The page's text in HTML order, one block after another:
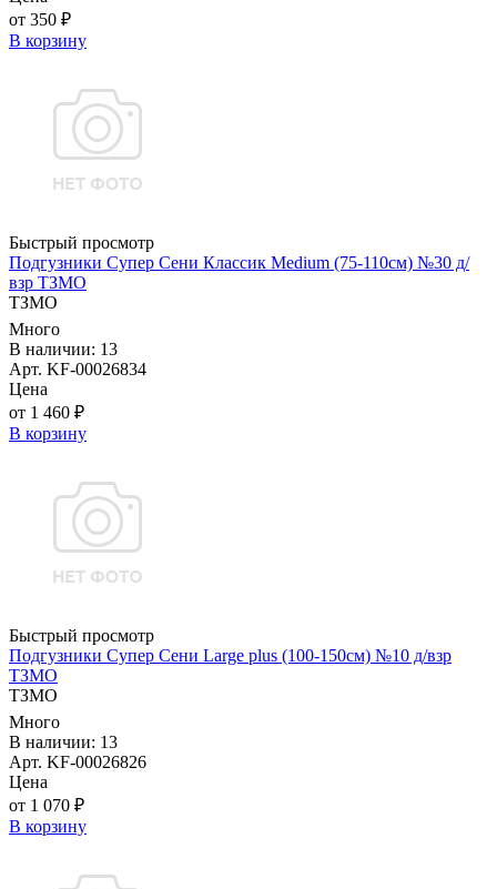
от 350 ₽
В корзину
Быстрый просмотр
Подгузники Супер Сени Классик Medium (75-110см) №30 д/
взр ТЗМО
ТЗМО
Много
В наличии: 13
Арт. KF-00026834
Цена
от 1 460 ₽
В корзину
Быстрый просмотр
Подгузники Супер Сени Large plus (100-150см) №10 д/взр
ТЗМО
ТЗМО
Много
В наличии: 13
Арт. KF-00026826
Цена
от 1 070 ₽
В корзину